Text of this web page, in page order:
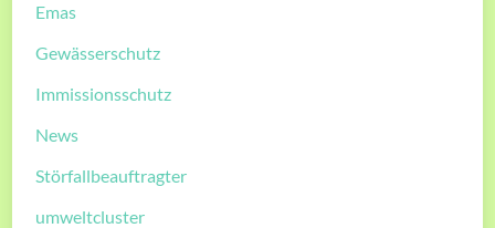
Emas
Gewässerschutz
Immissionsschutz
News
Störfallbeauftragter
umweltcluster